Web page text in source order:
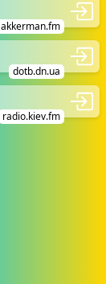
akkerman.fm
dotb.dn.ua
radio.kiev.fm